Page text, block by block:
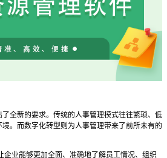
了全新的要求。传统的人事管理模式往往繁琐、低
。而数字化转型则为人事管理带来了前所未有的
企业能够更加全面、准确地了解员工情况、组织